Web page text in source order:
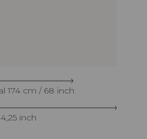
174 cm / 68 inch
inch